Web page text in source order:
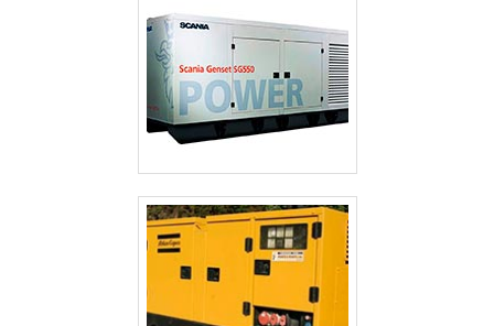
ALUGUEL DE GERADOR DE EMERGÊNCIA GUARULHOS
ALUGUEL DE GERADOR 500 KVA
CABINES ACÚSTICAS PARA GERADORES
GERADOR TERMOELÉTRICO